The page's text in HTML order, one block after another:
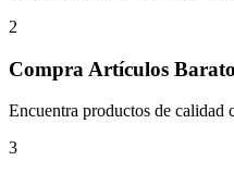
2
Compra Artículos
Encuentra productos de calidad
3